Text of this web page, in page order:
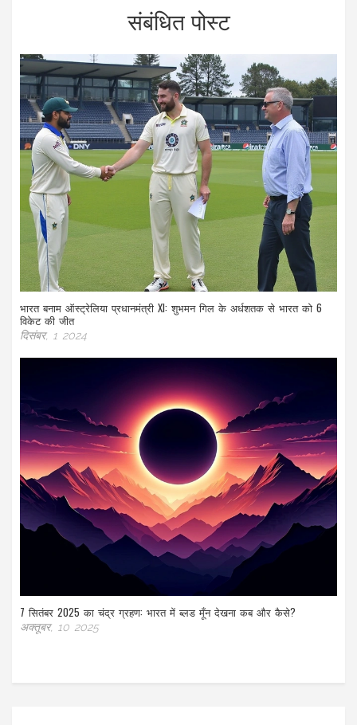
संबंधित पोस्ट
भारत बनाम ऑस्ट्रेलिया प्रधानमंत्री XI: शुभमन गिल के अर्धशतक से भारत को 6
विकेट की जीत
दिसंबर, 1 2024
7 सितंबर 2025 का चंद्र ग्रहण: भारत में ब्लड मूँन देखना कब और कैसे?
अक्तूबर, 10 2025